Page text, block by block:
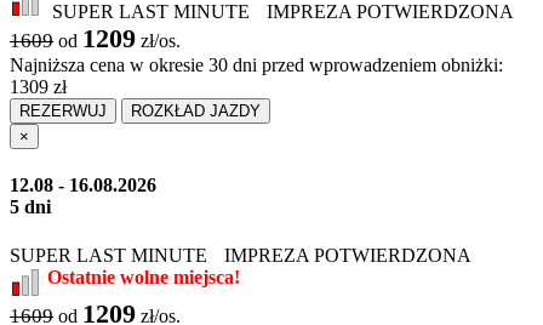
SUPER LAST MINUTE
IMPREZA POTWIERDZONA
1609 od 1209 zł/os.
Najniższa cena w okresie 30 dni przed wprowadzeniem obniżki:
1309 zł
REZERWUJ
ROZKŁAD JAZDY
×
12.08 - 16.08.2026
5 dni
SUPER LAST MINUTE
IMPREZA POTWIERDZONA
Ostatnie wolne miejsca!
1609 od 1209 zł/os.